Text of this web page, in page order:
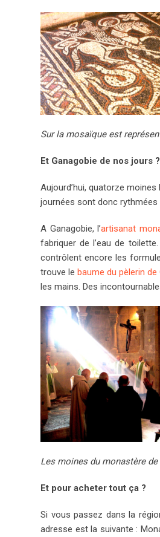
Sur la mosaïque est
Et Ganagobie de nos jours ?
Aujourd’hui, quatorze
journées sont donc rythmées
A Ganagobie, l’artisanat
fabriquer de l’eau de
contrôlent encore les
trouve le baume du pèlerin de
les mains. Des
Les moines du monastère
Et pour acheter tout ça ?
Si vous passez dans la
adresse est la suivante :